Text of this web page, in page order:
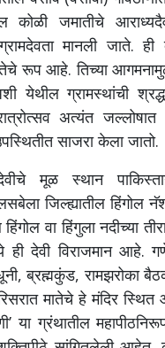
कोळी जमातीचे
मानली जाते. ही
रूप आहे. तिच्या
येथील ग्रामस्थांची
अत्यंत
साजरा केला जातो.
मूळ स्थान
जिल्ह्यातील हिंगोल
वा हिंगुला नदीच्या
ही देवी विराजमान आहे.
ब्रह्मकुंड, रामझरोका
मातेचे हे मंदिर स्थित
या ग्रंथातील